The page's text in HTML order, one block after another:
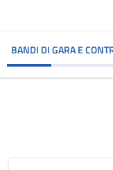
BANDI DI GARA E